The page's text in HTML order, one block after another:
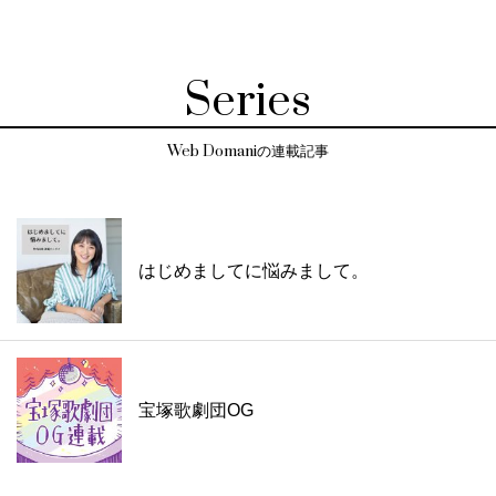
Series
Web Domaniの連載記事
はじめましてに悩みまして。
宝塚歌劇団OG